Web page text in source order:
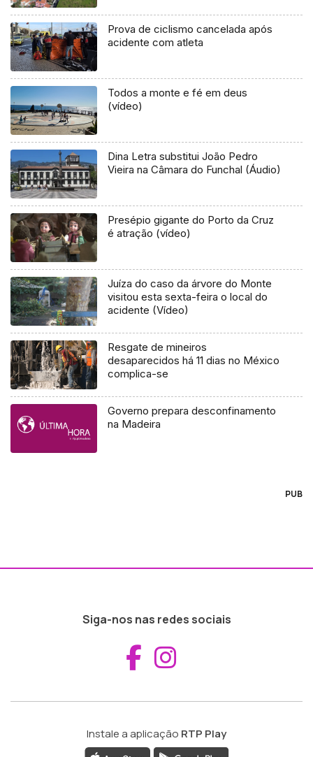
Prova de ciclismo cancelada após
acidente com atleta
Todos a monte e fé em deus
(vídeo)
Dina Letra substitui João Pedro
Vieira na Câmara do Funchal (Áudio)
Presépio gigante do Porto da Cruz
é atração (vídeo)
Juíza do caso da árvore do Monte
visitou esta sexta-feira o local do
acidente (Vídeo)
Resgate de mineiros
desaparecidos há 11 dias no México
complica-se
Governo prepara desconfinamento
na Madeira
PUB
Siga-nos nas redes sociais
Aceder ao
Instale a aplicação RTP Play